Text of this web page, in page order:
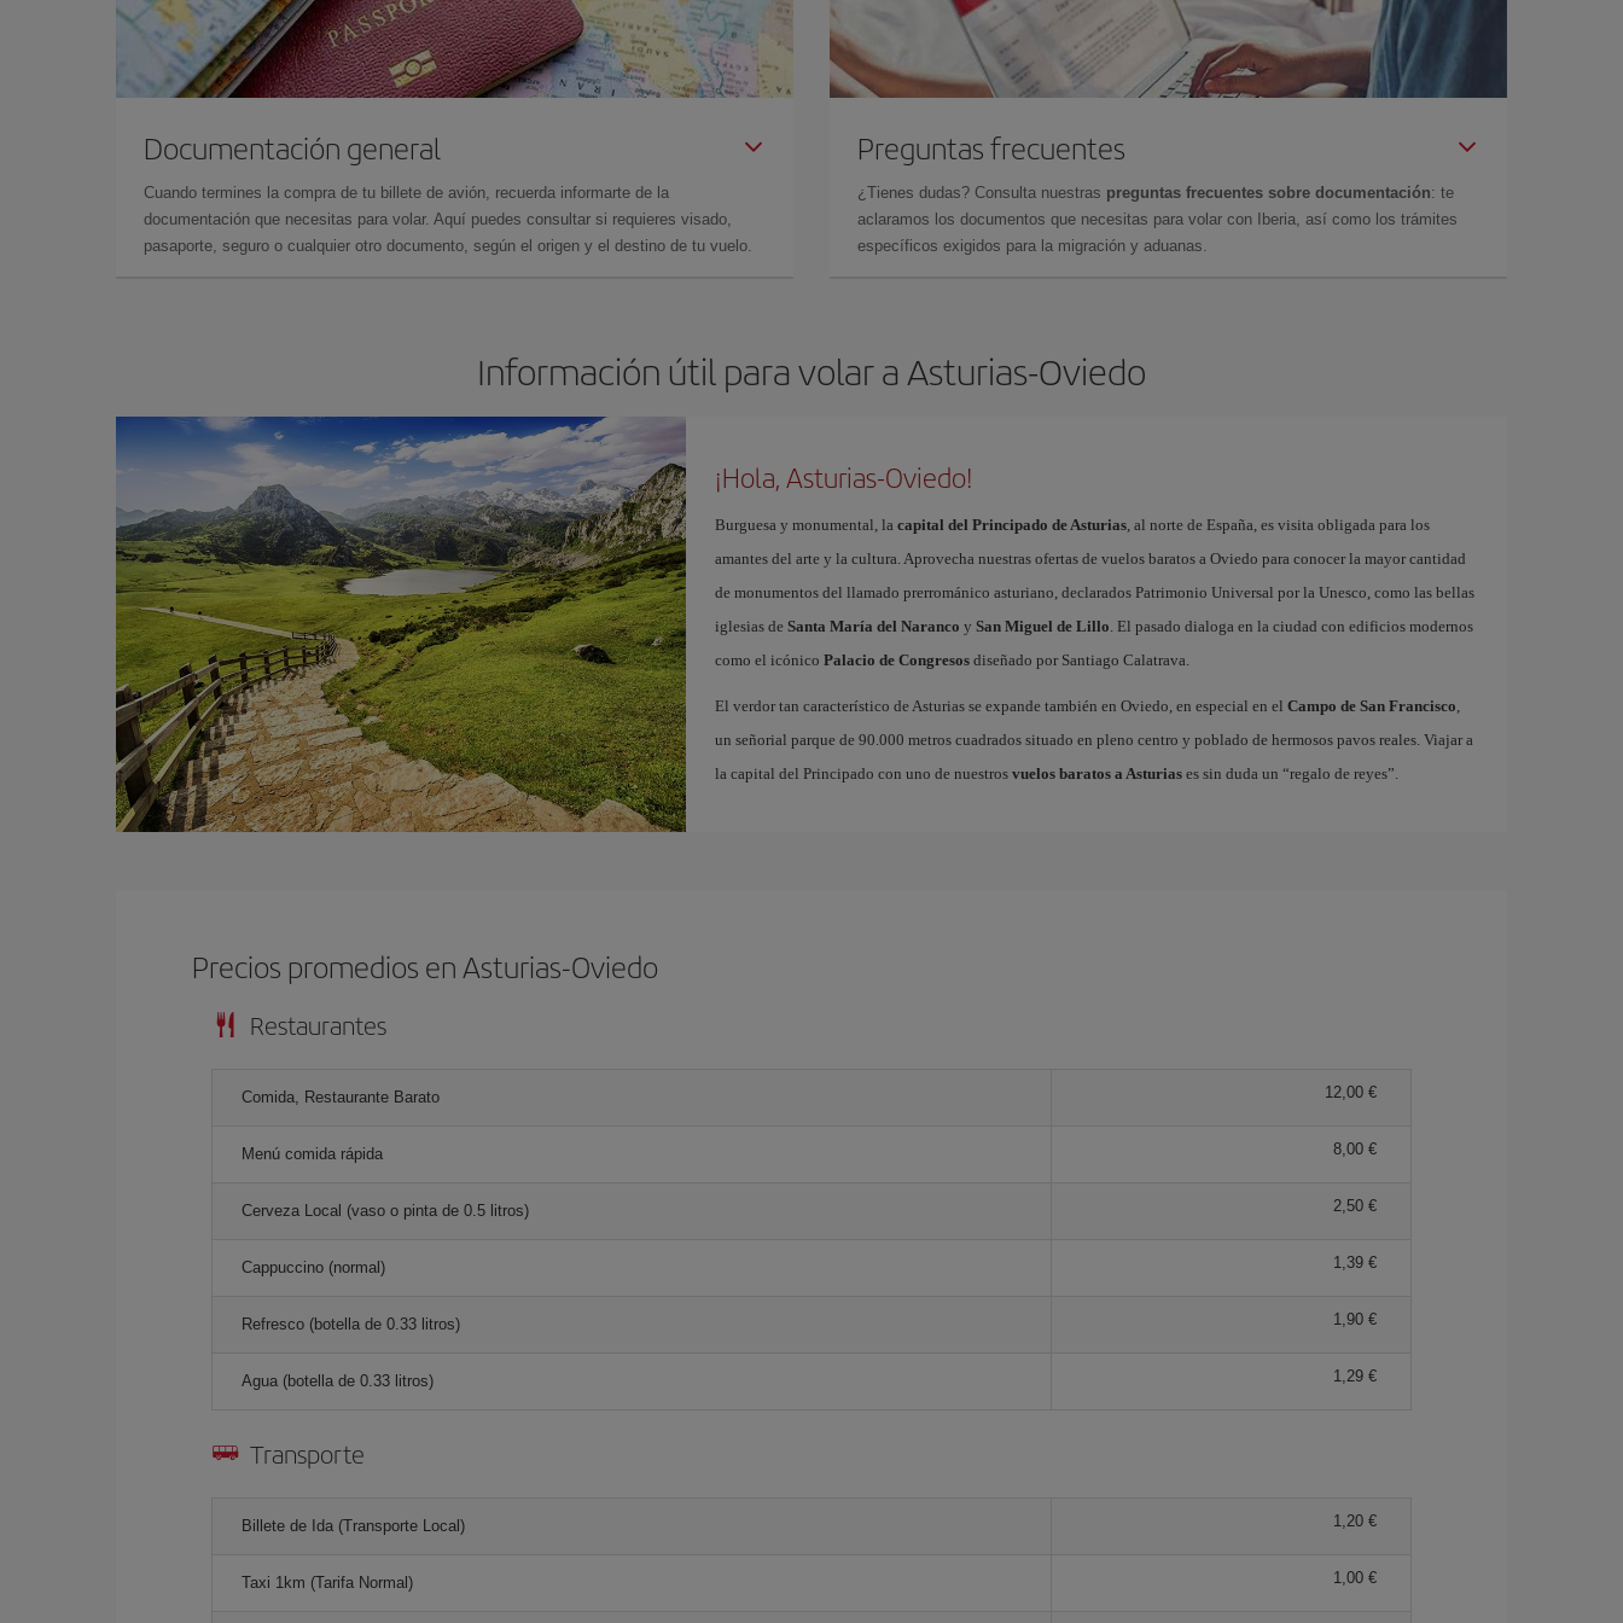
Documentación general
Cuando termines la compra de tu billete de avión, recuerda informarte de la
documentación que necesitas para volar. Aquí puedes consultar si requieres visado,
pasaporte, seguro o cualquier otro documento, según el origen y el destino de tu vuelo.
Preguntas frecuentes
¿Tienes dudas? Consulta nuestras preguntas frecuentes sobre documentación: te
aclaramos los documentos que necesitas para volar con Iberia, así como los trámites
específicos exigidos para la migración y aduanas.
Información útil para volar a Asturias-Oviedo
¡Hola, Asturias-Oviedo!
Burguesa y monumental, la capital del Principado de Asturias, al norte de España, es visita obligada para los
amantes del arte y la cultura. Aprovecha nuestras ofertas de vuelos baratos a Oviedo para conocer la mayor cantidad
de monumentos del llamado prerrománico asturiano, declarados Patrimonio Universal por la Unesco, como las bellas
iglesias de Santa María del Naranco y San Miguel de Lillo. El pasado dialoga en la ciudad con edificios modernos
como el icónico Palacio de Congresosdiseñado por Santiago Calatrava.
El verdor tan característico de Asturias se expande también en Oviedo, en especial en el Campo de San Francisco,
un señorial parque de 90.000 metros cuadrados situado en pleno centro y poblado de hermosos pavos reales. Viajar a
la capital del Principado con uno de nuestros vuelos baratos a Asturiases sin duda un “regalo de reyes”.
Precios promedios en Asturias-Oviedo
Restaurantes
Comida, Restaurante Barato 12,00
Menú comida rápida 8,00
Cerveza Local (vaso o pinta de 0.5 litros) 2,50
Cappuccino (normal) 1,39
Refresco (botella de 0.33 litros) 1,90
Agua (botella de 0.33 litros) 1,29
Transporte
Billete de Ida (Transporte Local) 1,20
Taxi 1km (Tarifa Normal) 1,00